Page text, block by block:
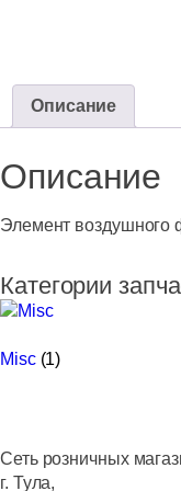
Описание
Описание
Элемент воздушного
Категории
Misc (1)
Сеть розничных
г. Тула,